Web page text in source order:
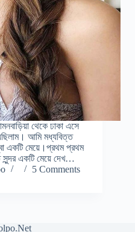
থেকে ঢাকা এসে
আমি মধ্যবিত্ত
একটি মেয়ে।প্রথম প্রথম
একটি মেয়ে দেখ…
5 Comments